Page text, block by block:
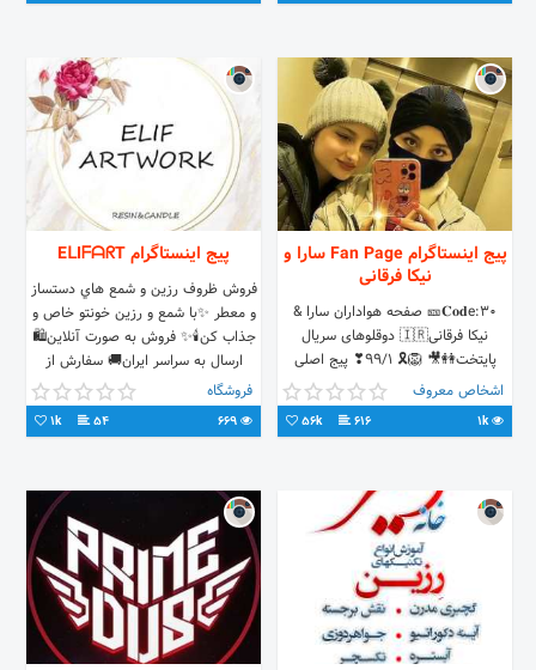
پیج اینستاگرام Fan Page سارا و
نیکا فرقانی
𝐂𝐨𝐝e:30🎫 صفحه هواداران سارا &
نیکا فرقانی🇮🇷 دوقلوهای سریال
پایتخت👭🎥 🦁🎗 99/1❣ ️پیج اصلی
سارا و نیکا⏺ ⬇
@saraforghaniofficial
@nikaforghaniofficial
اشخاص معروف
1k
616
56k
پیج اینستاگرام EᒪIᖴᗩᖇT
فروش ظروف رزين و شمع هاي دستساز
و معطر ✨با شمع و رزین خونتو خاص و
جذاب کن🕯✨ فروش به صورت آنلاین🛍
ارسال به سراسر ايران🚚 سفارش از
طريق دايركت👩🏻‍💻📩فروشگاه
54
1k